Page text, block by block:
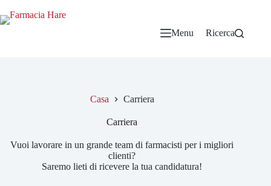
Menu Ricerca
Casa Carriera
Carriera
Vuoi lavorare in un grande team di farmacisti per i migliori
clienti?
Saremo lieti di ricevere la tua candidatura!